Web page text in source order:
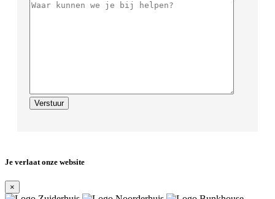
Je verlaat onze website
×